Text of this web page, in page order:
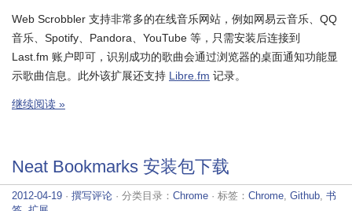
Web Scrobbler 支持非常多的在线音乐网站，例如网易云音乐、QQ
音乐、Spotify、Pandora、YouTube 等，只需安装后连接到
Last.fm 账户即可，识别成功的歌曲会通过浏览器的桌面通知功能显
示歌曲信息。此外该扩展还支持 Libre.fm 记录。
继续阅读 »
Neat Bookmarks 安装包下载
2012-04-19 · 撰写评论 · 分类目录： Chrome · 标签： Chrome Github 书